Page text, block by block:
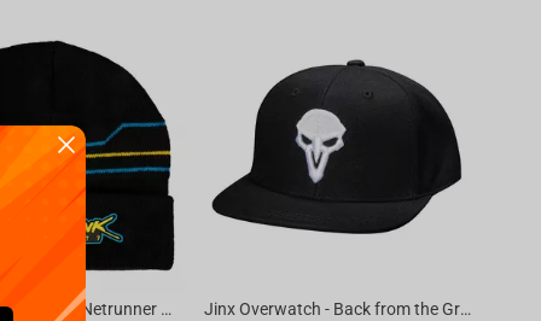
Jinx Cyberpunk 2077 - Netrunner Beanie Black, One Size Jinx Overwatch - Back from the Grave Snapback